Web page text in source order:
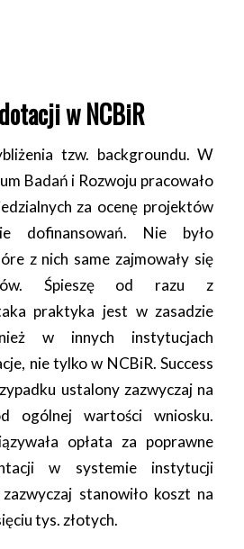
w NCBiR
tzw. backgroundu. W
Badań i Rozwoju pracowało
za ocenę projektów
dofinansowań. Nie było
z nich same zajmowały się
Śpieszę od razu z
praktyka jest w zasadzie
w innych instytucjach
nie tylko w NCBiR. Success
ustalony zazwyczaj na
ogólnej wartości wniosku.
opłata za poprawne
w systemie instytucji
stanowiło koszt na
tys. złotych.